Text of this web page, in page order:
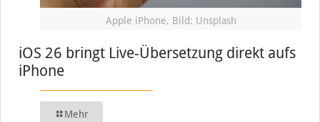
Apple iPhone, Bild: Unsplash
iOS 26 bringt Live-Übersetzung direkt aufs
iPhone
Mehr